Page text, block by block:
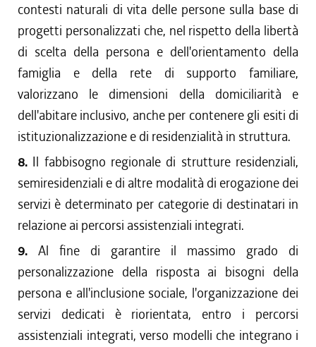
contesti naturali di vita delle persone sulla base di
progetti personalizzati che, nel rispetto della libertà
di scelta della persona e dell'orientamento della
famiglia e della rete di supporto familiare,
valorizzano le dimensioni della domiciliarità e
dell'abitare inclusivo, anche per contenere gli esiti di
istituzionalizzazione e di residenzialità in struttura.
8. Il fabbisogno regionale di strutture residenziali,
semiresidenziali e di altre modalità di erogazione dei
servizi è determinato per categorie di destinatari in
relazione ai percorsi assistenziali integrati.
9. Al fine di garantire il massimo grado di
personalizzazione della risposta ai bisogni della
persona e all'inclusione sociale, l'organizzazione dei
servizi dedicati è riorientata, entro i percorsi
assistenziali integrati, verso modelli che integrano i